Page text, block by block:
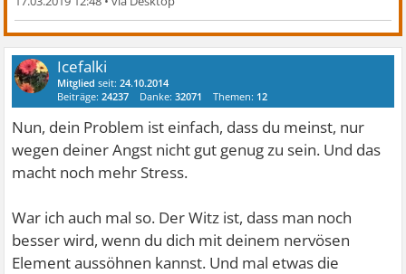
Icefalki
Mitglied seit:24.10.2014
Beiträge:24237 Danke:32071 Themen: 12
Nun, dein Problem ist einfach, dass du meinst, nur
wegen deiner Angst nicht gut genug zu sein. Und das
macht noch mehr Stress.
War ich auch mal so. Der Witz ist, dass man noch
besser wird, wenn du dich mit deinem nervösen
Element aussöhnen kannst. Und mal etwas die